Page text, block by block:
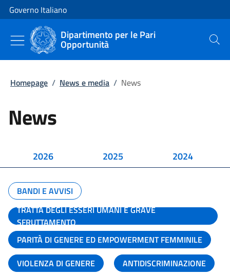
Vai al contenuto
Vai alla navigazione del sito
Governo Italiano
Dipartimento per le Pari
Opportunità Cerca
Homepage / News e media / News
News
2026 2025 2024
BANDI E AVVISI
TRATTA DEGLI ESSERI UMANI E GRAVE
SFRUTTAMENTO
PARITÀ DI GENERE ED EMPOWERMENT FEMMINILE
VIOLENZA DI GENERE
ANTIDISCRIMINAZIONE